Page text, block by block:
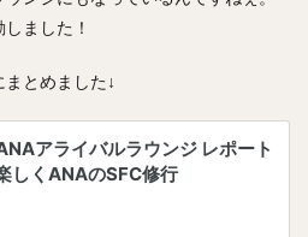
ました！
とめました↓